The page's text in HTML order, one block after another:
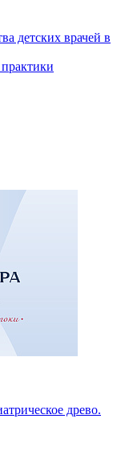
детских врачей в
древо.